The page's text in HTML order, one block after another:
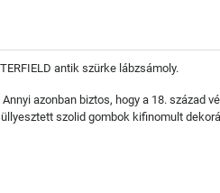
antik szürke lábzsámoly.
azonban biztos, hogy a 18.
szolid gombok kifinomult